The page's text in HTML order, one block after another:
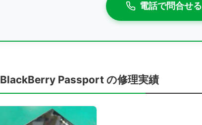
電話で問合せる
BlackBerry Passport の修理実績